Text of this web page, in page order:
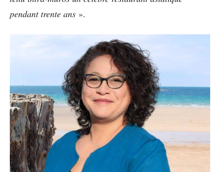
pendant trente ans ».